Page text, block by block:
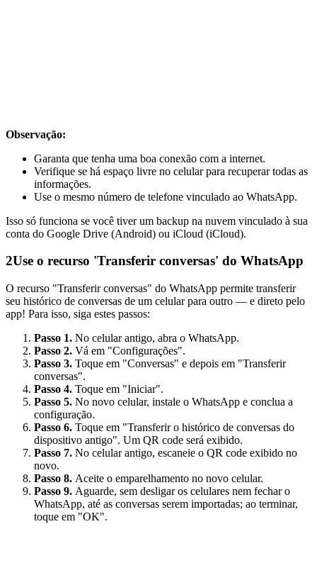
Observação:
Garanta que tenha uma boa conexão com a internet.
Verifique se há espaço livre no celular para recuperar todas as
informações.
Use o mesmo número de telefone vinculado ao WhatsApp.
Isso só funciona se você tiver um backup na nuvem vinculado à sua
conta do Google Drive (Android) ou iCloud (iCloud).
2Use o recurso 'Transferir conversas' do WhatsApp
O recurso "Transferir conversas" do WhatsApp permite transferir
seu histórico de conversas de um celular para outro — e direto pelo
app! Para isso, siga estes passos:
Passo 1. No celular antigo, abra o WhatsApp.
Passo 2. Vá em "Configurações".
Passo 3. Toque em "Conversas" e depois em "Transferir
conversas".
Passo 4. Toque em "Iniciar".
Passo 5. No novo celular, instale o WhatsApp e conclua a
configuração.
Passo 6. Toque em "Transferir o histórico de conversas do
dispositivo antigo". Um QR code será exibido.
Passo 7. No celular antigo, escaneie o QR code exibido no
novo.
Passo 8. Aceite o emparelhamento no novo celular.
Passo 9. Aguarde, sem desligar os celulares nem fechar o
WhatsApp, até as conversas serem importadas; ao terminar,
toque em "OK".